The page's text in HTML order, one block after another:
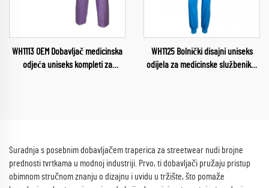
WH1113 OEM Dobavljač medicinska
odjeća uniseks kompleti za
WH1125 Bolnički disajni uniseks
odijela za medicinske službenike,
Suradnja s posebnim dobavljačem traperica za streetwear nudi brojne
prednosti tvrtkama u modnoj industriji. Prvo, ti dobavljači pružaju pristup
obimnom stručnom znanju o dizajnu i uvidu u tržište, što pomaže